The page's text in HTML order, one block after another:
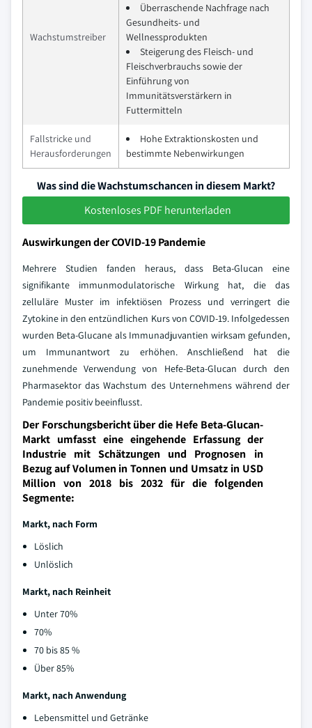
Wachstumstreiber
Überraschende Nachfrage nach
Gesundheits- und
Wellnessprodukten
Steigerung des Fleisch- und
Fleischverbrauchs sowie der
Einführung von
Immunitätsverstärkern in
Futtermitteln
Fallstricke und
Herausforderungen
Hohe Extraktionskosten und
bestimmte Nebenwirkungen
Was sind die Wachstumschancen in diesem Markt?
Kostenloses PDF herunterladen
Auswirkungen der COVID-19 Pandemie
Mehrere Studien fanden heraus, dass Beta-Glucan eine
signifikante immunmodulatorische Wirkung hat, die das
zelluläre Muster im infektiösen Prozess und verringert die
Zytokine in den entzündlichen Kurs von COVID-19. Infolgedessen
wurden Beta-Glucane als Immunadjuvantien wirksam gefunden,
um Immunantwort zu erhöhen. Anschließend hat die
zunehmende Verwendung von Hefe-Beta-Glucan durch den
Pharmasektor das Wachstum des Unternehmens während der
Pandemie positiv beeinflusst.
Der Forschungsbericht über die Hefe Beta-Glucan-
Markt umfasst eine eingehende Erfassung der
Industrie mit Schätzungen und Prognosen in
Bezug auf Volumen in Tonnen und Umsatz in USD
Million von 2018 bis 2032 für die folgenden
Segmente:
Markt, nach Form
Löslich
Unlöslich
Markt, nach Reinheit
Unter 70%
70%
70 bis 85 %
Über 85%
Markt, nach Anwendung
Lebensmittel und Getränke